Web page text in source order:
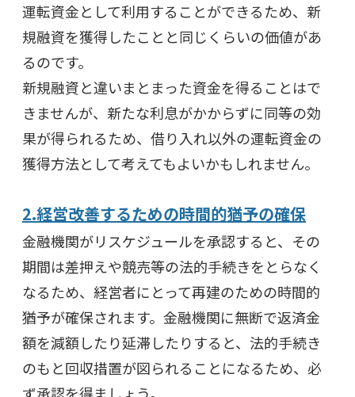
運転資金として利用することができるため、新
規融資を獲得したことと同じくらいの価値があ
るのです。
新規融資と違いまとまった資金を得ることはで
きませんが、新たな利息がかからずに同等の効
果が得られるため、借り入れ以外の運転資金の
獲得方法として考えてもよいかもしれません。
2.経営改善するための時間的猶予の確保
金融機関がリスケジュールを承認すると、その
期間は差押えや競売等の法的手続きをとらなく
なるため、経営者にとって再建のための時間的
猶予が確保されます。金融機関に無断で返済金
額を減額したり延滞したりすると、法的手続き
のもと回収措置が図られることになるため、必